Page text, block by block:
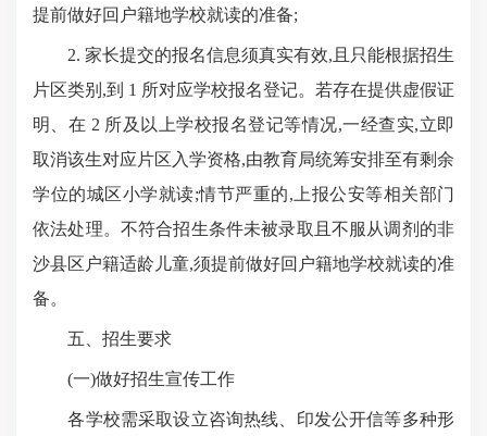
提前做好回户籍地学校就读的准备;
2. 家长提交的报名信息须真实有效,且只能根据招生
片区类别,到 1 所对应学校报名登记。若存在提供虚假证
明、在 2 所及以上学校报名登记等情况,一经查实,立即
取消该生对应片区入学资格,由教育局统筹安排至有剩余
学位的城区小学就读;情节严重的,上报公安等相关部门
依法处理。不符合招生条件未被录取且不服从调剂的非
沙县区户籍适龄儿童,须提前做好回户籍地学校就读的准
备。
五、招生要求
(一)做好招生宣传工作
各学校需采取设立咨询热线、印发公开信等多种形